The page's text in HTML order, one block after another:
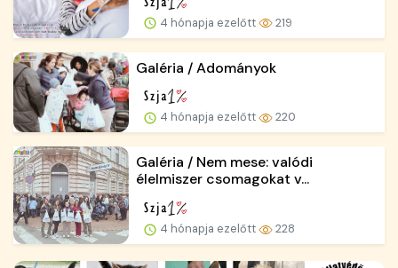
4 hónapja ezelőtt 219
Galéria / Adományok
4 hónapja ezelőtt 220
Galéria / Nem mese: valódi
élelmiszer csomagokat v...
4 hónapja ezelőtt 228